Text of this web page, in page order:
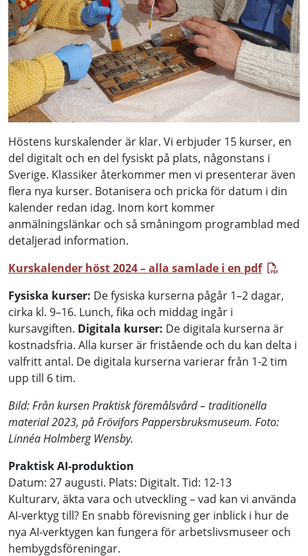
Höstens kurskalender är klar. Vi erbjuder 15 kurser, en
del digitalt och en del fysiskt på plats, någonstans i
Sverige. Klassiker återkommer men vi presenterar även
flera nya kurser. Botanisera och pricka för datum i din
kalender redan idag. Inom kort kommer
anmälningslänkar och så småningom programblad med
detaljerad information.
Kurskalender höst 2024 – alla samlade i en pdf
Fysiska kurser: De fysiska kurserna pågår 1–2 dagar,
cirka kl. 9–16. Lunch, fika och middag ingår i
kursavgiften. Digitala kurser: De digitala kurserna är
kostnadsfria. Alla kurser är fristående och du kan delta i
valfritt antal. De digitala kurserna varierar från 1-2 tim
upp till 6 tim.
Bild: Från kursen Praktisk föremålsvård – traditionella
material 2023, på Frövifors Pappersbruksmuseum. Foto:
Linnéa Holmberg Wensby.
Praktisk AI-produktion
Datum: 27 augusti. Plats: Digitalt. Tid: 12-13
Kulturarv, äkta vara och utveckling – vad kan vi använda
AI-verktyg till? En snabb förevisning ger inblick i hur de
nya AI-verktygen kan fungera för arbetslivsmuseer och
hembygdsföreningar.